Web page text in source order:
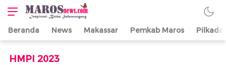
Maros News
Inspirasi Butta
Salewangang
Beranda News Makassar Pemkab Maros Pilkada
HMPI 2023